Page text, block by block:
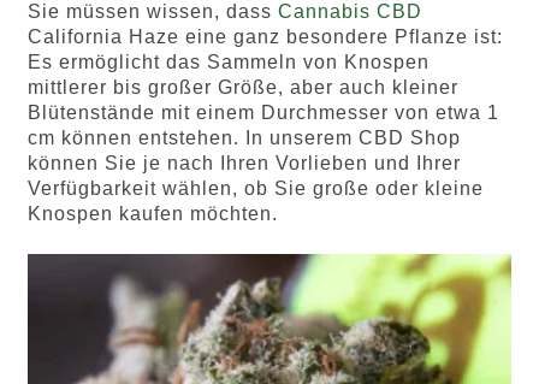
Sie müssen wissen, dass Cannabis CBD
California Haze eine ganz besondere Pflanze ist:
Es ermöglicht das Sammeln von Knospen
mittlerer bis großer Größe, aber auch kleiner
Blütenstände mit einem Durchmesser von etwa 1
cm können entstehen. In unserem CBD Shop
können Sie je nach Ihren Vorlieben und Ihrer
Verfügbarkeit wählen, ob Sie große oder kleine
Knospen kaufen möchten.